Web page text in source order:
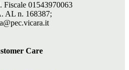
Fiscale 01543970063
AL n. 168387;
Care